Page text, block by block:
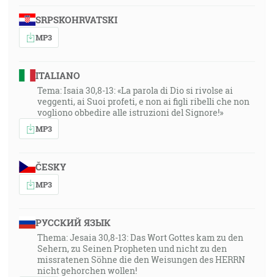
SRPSKOHRVATSKI
MP3
ITALIANO
Tema: Isaia 30,8-13: «La parola di Dio si rivolse ai
veggenti, ai Suoi profeti, e non ai figli ribelli che non
vogliono obbedire alle istruzioni del Signore!»
MP3
ČESKY
MP3
РУССКИЙ ЯЗЫК
Thema: Jesaia 30,8-13: Das Wort Gottes kam zu den
Sehern, zu Seinen Propheten und nicht zu den
missratenen Söhne die den Weisungen des HERRN
nicht gehorchen wollen!